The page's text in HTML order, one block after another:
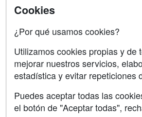
Acceso Centros
Contactar
Confidencialidad
Aviso legal
Copyleft
Cookies
¿Por qué usamos cookies?
Utilizamos cookies propias y de
mejorar nuestros servicios,
estadística y evitar repeticiones
Puedes aceptar todas las
el botón de "Aceptar todas",